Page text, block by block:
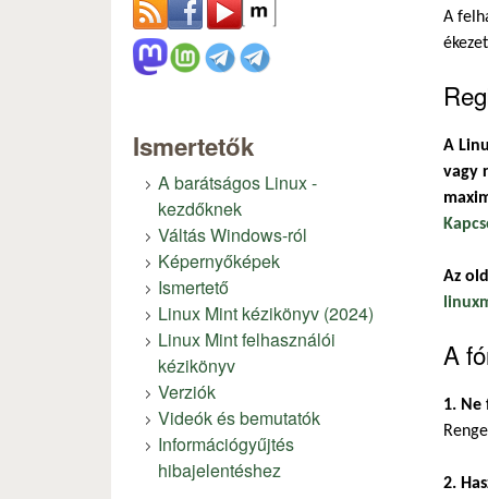
A
A
vagy
Az
A
1. Ne
2.
Ismertetők
A barátságos Linux -
kezdőknek
Váltás Windows-ról
Képernyőképek
Ismertető
Linux Mint kézikönyv (2024)
Linux Mint felhasználói
kézikönyv
Verziók
Videók és bemutatók
Információgyűjtés
hibajelentéshez